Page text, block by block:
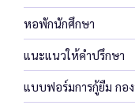
หอพักนักศึกษา
แนะแนวให้คำปรึกษา
แบบฟอร์มการกู้ยืม กอ